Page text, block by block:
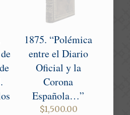
1875. “Polémica
entre el Diario
Oficial y la
Corona
Española…”
$1,500.00